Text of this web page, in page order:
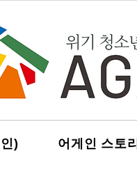
) 어게인 스토리